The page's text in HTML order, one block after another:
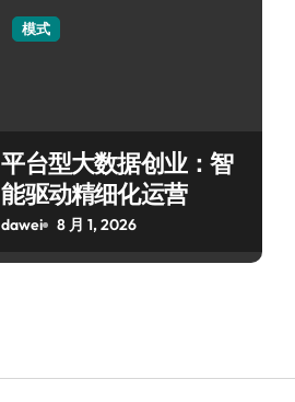
模式
平台型大数据创业：智
能驱动精细化运营
dawei 8 月 1, 2026